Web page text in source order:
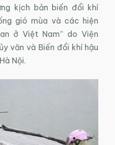
kịch bản biến đổi khí
gió mùa và các hiện
ở Việt Nam” do Viện
văn và Biến đổi khí hậu
Nội.